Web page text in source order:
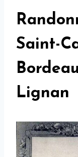
Saint-
Lignan